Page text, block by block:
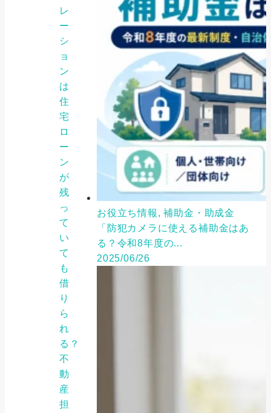
レ
ー
シ
ョ
ン
は
住
宅
ロ
ー
ン
が
残
っ
て
い
て
も
借
り
ら
れ
る？
不
動
産
担
お役立ち情報, 補助金・助成金
「防犯カメラに使える補助金はあ
る？令和8年度の...
2025/06/26